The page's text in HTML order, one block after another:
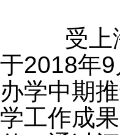
受上海
于2018年
办学中期
学工作成